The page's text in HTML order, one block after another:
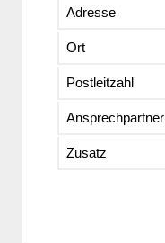
Adresse
Ort
Postleitzahl
Ansprechpartner
Zusatz